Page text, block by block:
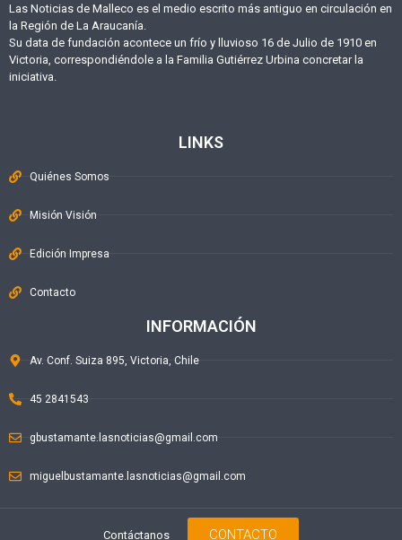
Las Noticias de Malleco es el medio escrito más antiguo en circulación en
la Región de La Araucanía.
Su data de fundación acontece un frío y lluvioso 16 de Julio de 1910 en
Victoria, correspondiéndole a la Familia Gutiérrez Urbina concretar la
iniciativa.
LINKS
Quiénes Somos
Misión Visión
Edición Impresa
Contacto
INFORMACIÓN
Av. Conf. Suiza 895, Victoria, Chile
45 2841543
gbustamante.lasnoticias@gmail.com
miguelbustamante.lasnoticias@gmail.com
Contáctanos CONTACTO